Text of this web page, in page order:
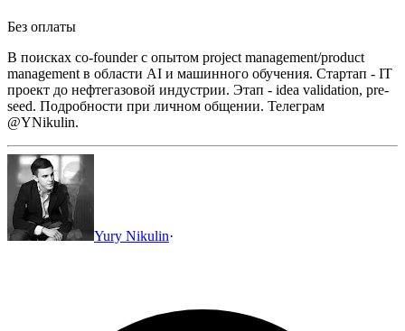
Без оплаты
В поисках co-founder с опытом project management/product
management в области AI и машинного обучения. Стартап - IT
проект до нефтегазовой индустрии. Этап - idea validation, pre-
seed. Подробности при личном общении. Телеграм
@YNikulin.
Yury Nikulin·